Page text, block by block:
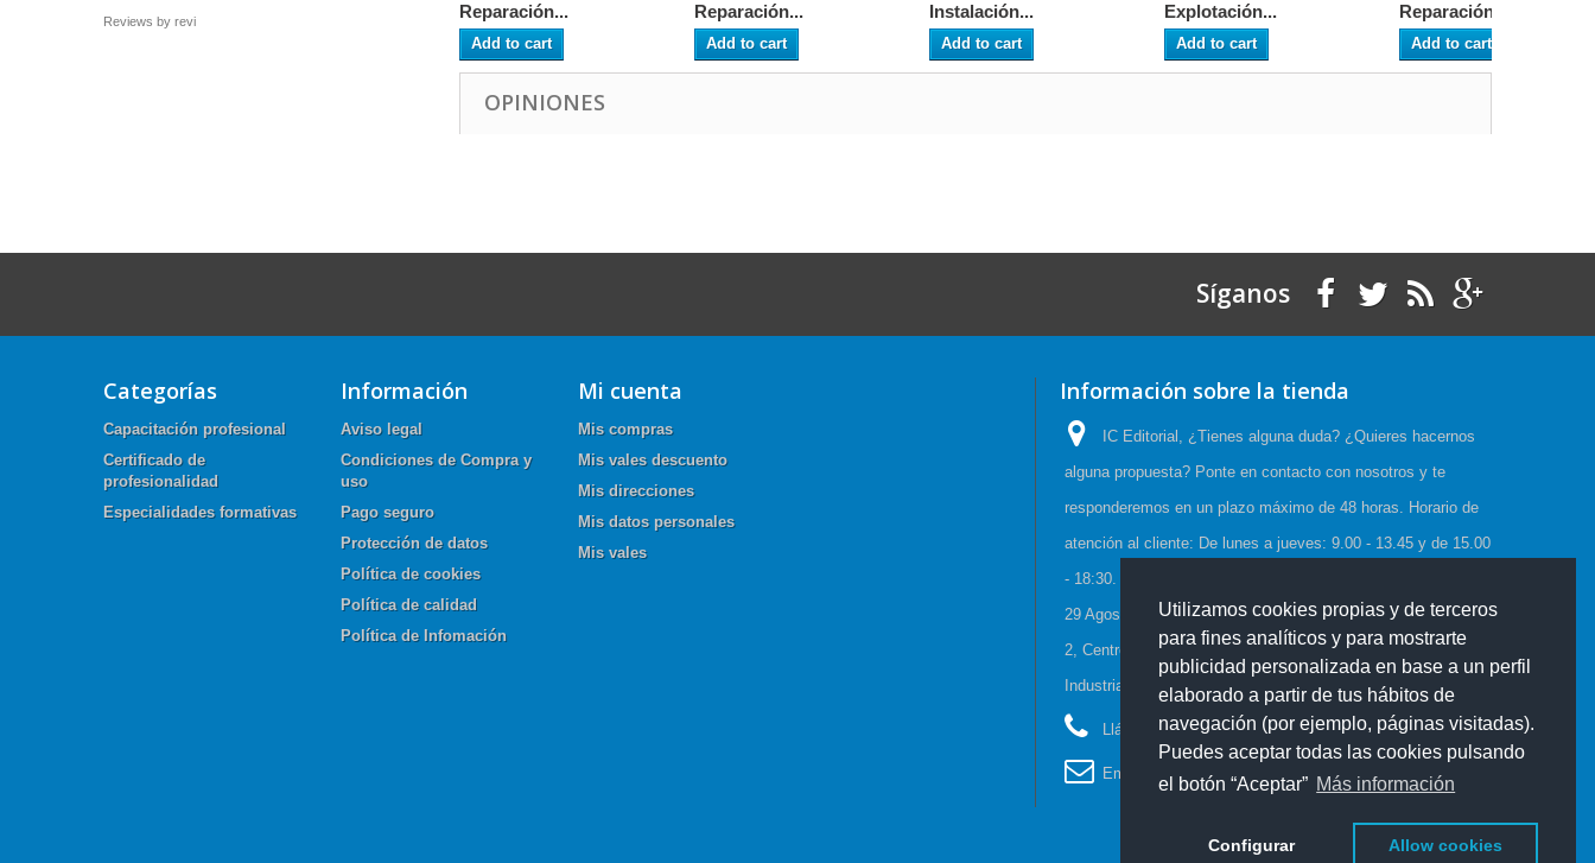
Utilizamos cookies propias y de terceros
para fines analíticos y para mostrarte
publicidad personalizada en base a un perfil
elaborado a partir de tus hábitos de
navegación (por ejemplo, páginas visitadas).
Puedes aceptar todas las cookies pulsando
el botón “Aceptar” Más información
Configurar Allow cookies
Reviews by revi Reparación...
Add to cart
Reparación...
Add to cart
Instalación...
Add to cart
Explotación...
Add to cart
Reparación y...
Add to cart
OPINIONES
Síganos
Categorías
Capacitación profesional
Certificado de
profesionalidad
Especialidades formativas
Información
Aviso legal
Condiciones de Compra y
uso
Pago seguro
Protección de datos
Política de cookies
Política de calidad
Política de Infomación
Mi cuenta
Mis compras
Mis vales descuento
Mis direcciones
Mis datos personales
Mis vales
Información sobre la tienda
IC Editorial, ¿Tienes alguna duda? ¿Quieres hacernos
alguna propuesta? Ponte en contacto con nosotros y te
responderemos en un plazo máximo de 48 horas. Horario de
atención al cliente: De lunes a jueves: 9.00 - 13.45 y de 15.00
- 18:30. Viernes: 9.00 - 15.00, Horario de Verano:(23 Junio a
29 Agosto) De lunes a viernes: 08:00-15:00, C/Cueva de Viera
2, Centro de negocios CADI, Edf. Antequera local 3 Polígono
Industrial de Antequera 29200 Antequera España
Llámanos ahora:952 70 60 04
Email: info@iceditorial.com